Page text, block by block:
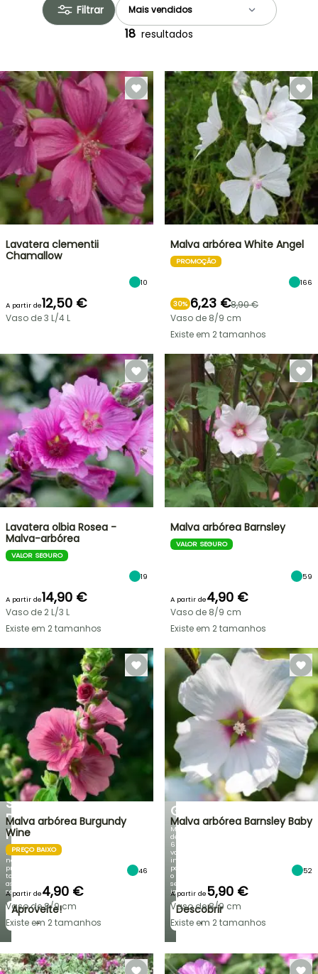
Filtrar
18 resultados
VENDAS
RELÂMPAGO
ATÉ
30%
DE
DESCONTO
NUMA
SELEÇÃO
DE
PLANTAS!
Descubra
novas
promoções
todas
as
semanas
Aproveite!
→
BULBOS
DE
PRIMAVERA
NOVIDADES
DA
GERMANICA
Mais
de
60
variedades
inéditas
para
o
seu
jardim!
Descobrir
→
Lavatera clementii
Chamallow
10
A partir de12,50 €
Vaso de 3 L/4 L
Malva arbórea White Angel
PROMOÇÃO
166
30% 6,23 €8,90 €
Vaso de 8/9 cm
Existe em 2 tamanhos
Lavatera olbia Rosea -
Malva-arbórea
VALOR SEGURO
19
A partir de14,90 €
Vaso de 2 L/3 L
Existe em 2 tamanhos
Malva arbórea Barnsley
VALOR SEGURO
59
A partir de4,90 €
Vaso de 8/9 cm
Existe em 2 tamanhos
Malva arbórea Burgundy
Wine
PREÇO BAIXO
46
A partir de4,90 €
Vaso de 8/9 cm
Existe em 2 tamanhos
Malva arbórea Barnsley Baby
52
A partir de5,90 €
Vaso de 8/9 cm
Existe em 2 tamanhos